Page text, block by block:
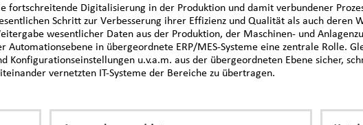
fortschreitende Digitalisierung in der Produktion und damit verbundener
Schritt zur Verbesserung ihrer Effizienz und Qualität als auch deren
wesentlicher Daten aus der Produktion, der Maschinen- und
Automationsebene in übergeordnete ERP/MES-Systeme eine zentrale Rolle.
Konfigurationseinstellungen u.v.a.m. aus der übergeordneten Ebene sicher,
vernetzten IT-Systeme der Bereiche zu übertragen.